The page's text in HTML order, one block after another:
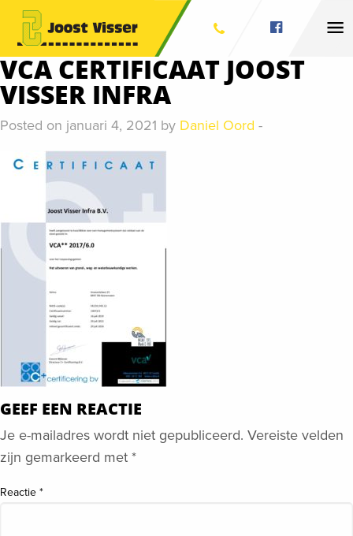
VCA CERTIFICAAT JOOST
VISSER INFRA
Posted on januari 4, 2021 by Daniel Oord -
GEEF EEN REACTIE
Je e-mailadres wordt niet gepubliceerd. Vereiste velden
zijn gemarkeerd met *
Reactie *